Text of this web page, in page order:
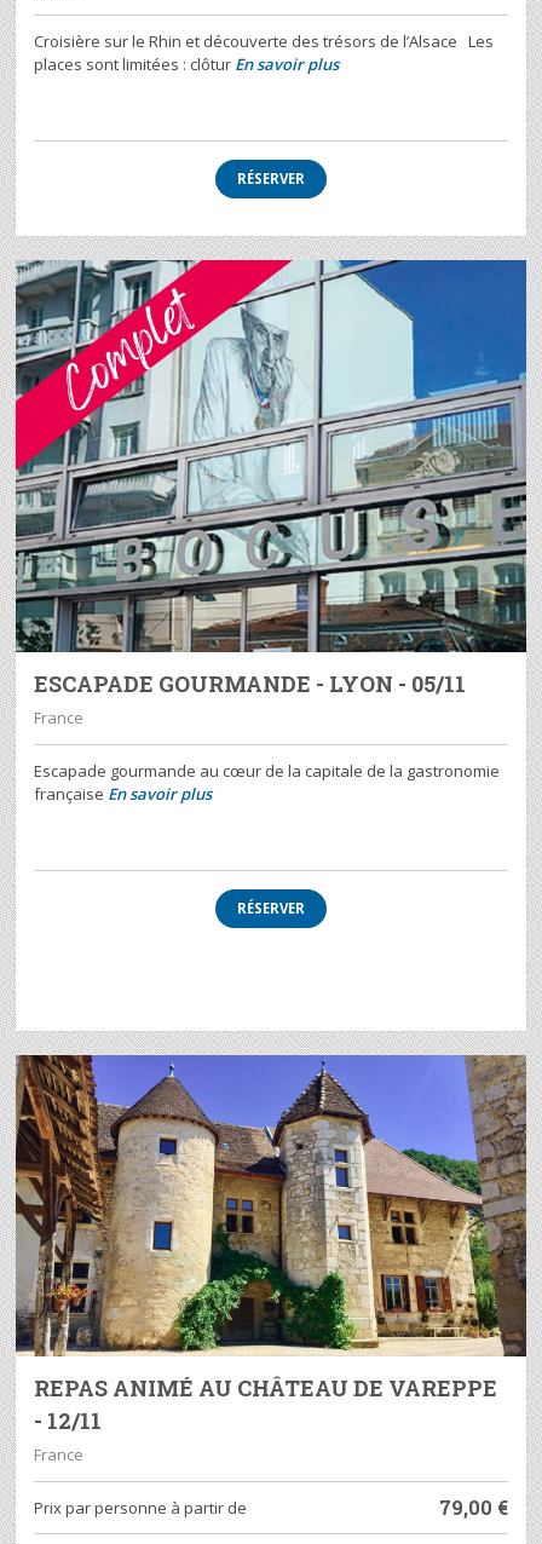
Croisière sur le Rhin et découverte des trésors de l’Alsace Les
places sont limitées : clôtur En savoir plus
RÉSERVER
ESCAPADE GOURMANDE - LYON - 05/11
France
Escapade gourmande au cœur de la capitale de la gastronomie
française En savoir plus
RÉSERVER
REPAS ANIMÉ AU CHÂTEAU DE VAREPPE
- 12/11
France
Prix ​​par personne à partir de 79,00 €